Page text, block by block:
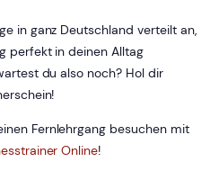
in ganz Deutschland verteilt an,
perfekt in deinen Alltag
du also noch? Hol dir
Fernlehrgang besuchen mit
Online!